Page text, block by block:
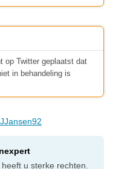
op Twitter geplaatst dat
in behandeling is
u sterke rechten.